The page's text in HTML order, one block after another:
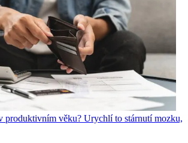
produktivním věku? Urychlí to stárnutí mozku,